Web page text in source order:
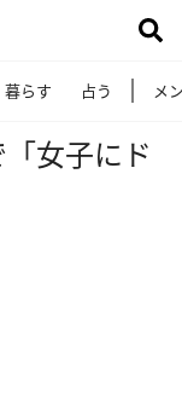
暮らす 占う メ
女子にド